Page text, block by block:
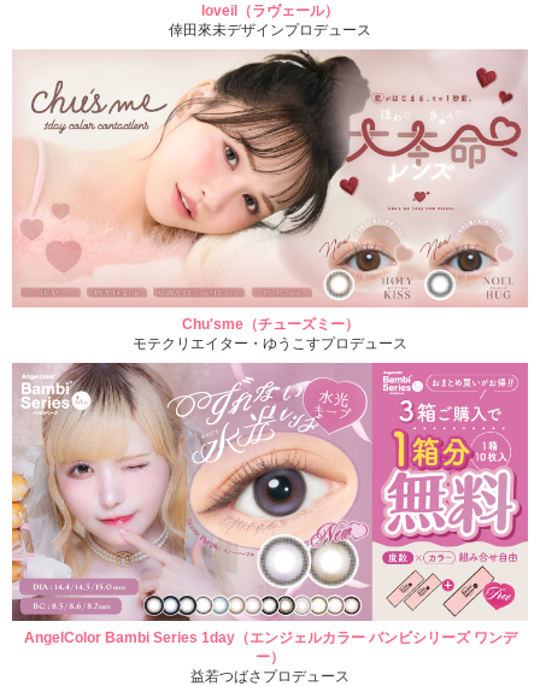
loveil（ラヴェール）
倖田來未デザインプロデュース
Chu'sme（チューズミー）
モテクリエイター・ゆうこすプロデュース
AngelColor Bambi Series 1day（エンジェルカラー バンビシリーズ ワンデ
ー）
益若つばさプロデュース